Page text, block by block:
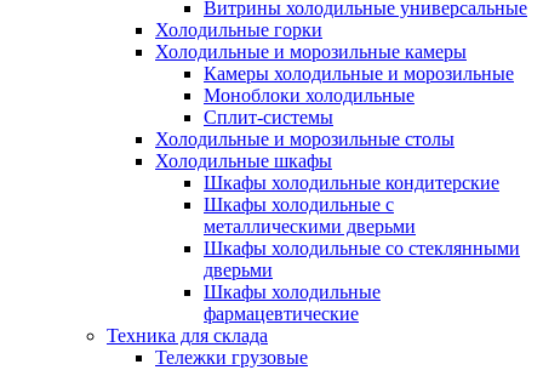
Витрины холодильные универсальные
Холодильные горки
Холодильные и морозильные камеры
Камеры холодильные и морозильные
Моноблоки холодильные
Сплит-системы
Холодильные и морозильные столы
Холодильные шкафы
Шкафы холодильные кондитерские
Шкафы холодильные с
металлическими дверьми
Шкафы холодильные со стеклянными
дверьми
Шкафы холодильные
фармацевтические
Техника для склада
Тележки грузовые